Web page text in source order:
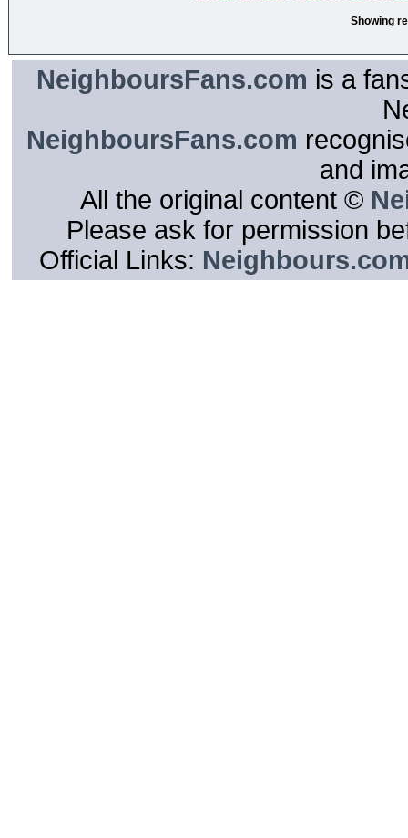
Showing
NeighboursFans.com is a
NeighboursFans.com
and
All the original content ©
Please ask for permission
Official Links: